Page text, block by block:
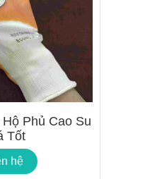
Phủ Cao Su
Tốt
hệ
Inox Trung Quốc
hệ
Nghệ Sản Xuất Hạt
S1567
15